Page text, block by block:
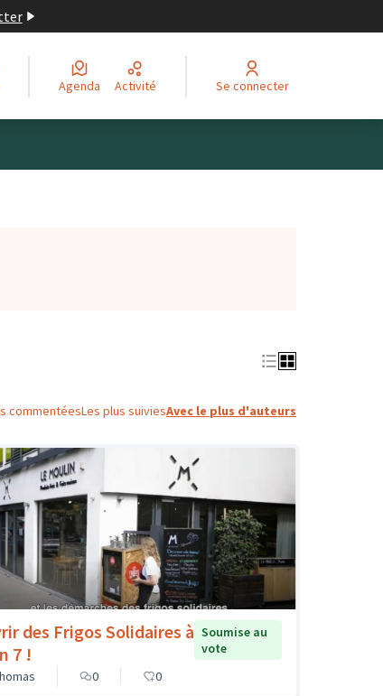
Agenda Activité Se connecter
commentéesLes plus suiviesAvec le plus d'auteurs
des Frigos Solidaires à
7 !
Soumise au
vote
0 0